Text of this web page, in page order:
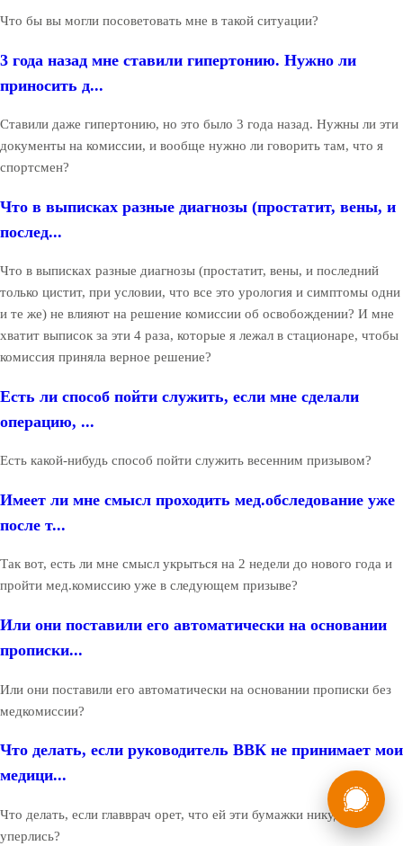
Что бы вы могли посоветовать мне в такой ситуации?
3 года назад мне ставили гипертонию. Нужно ли
приносить д...
Ставили даже гипертонию, но это было 3 года назад. Нужны ли эти
документы на комиссии, и вообще нужно ли говорить там, что я
спортсмен?
Что в выписках разные диагнозы (простатит, вены, и
послед...
Что в выписках разные диагнозы (простатит, вены, и последний
только цистит, при условии, что все это урология и симптомы одни
и те же) не влияют на решение комиссии об освобождении? И мне
хватит выписок за эти 4 раза, которые я лежал в стационаре, чтобы
комиссия приняла верное решение?
Есть ли способ пойти служить, если мне сделали
операцию, ...
Есть какой-нибудь способ пойти служить весенним призывом?
Имеет ли мне смысл проходить мед.обследование уже
после т...
Так вот, есть ли мне смысл укрыться на 2 недели до нового года и
пройти мед.комиссию уже в следующем призыве?
Или они поставили его автоматически на основании
прописки...
Или они поставили его автоматически на основании прописки без
медкомиссии?
Что делать, если руководитель ВВК не принимает мои
медици...
Что делать, если главврач орет, что ей эти бумажки никуда не
уперлись?
Мы в России
Бесплатная
8 (800) 775-35-89